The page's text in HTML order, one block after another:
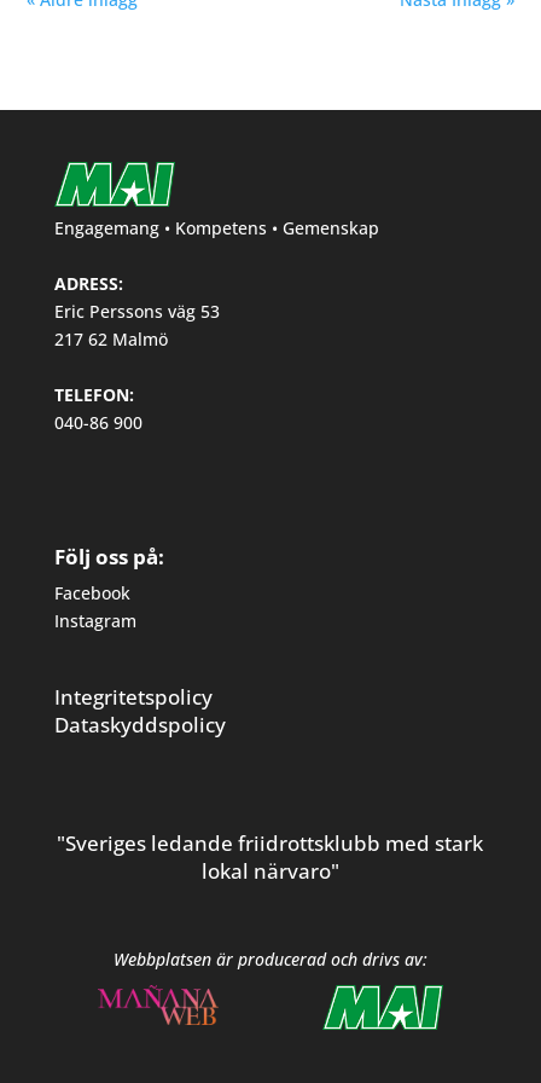
Engagemang • Kompetens • Gemenskap
ADRESS:
Eric Perssons väg 53
217 62 Malmö
TELEFON:
040-86 900
Följ oss på:
Facebook
Instagram
Integritetspolicy
Dataskyddspolicy
"Sveriges ledande friidrottsklubb med stark
lokal närvaro"
Webbplatsen är producerad och drivs av: